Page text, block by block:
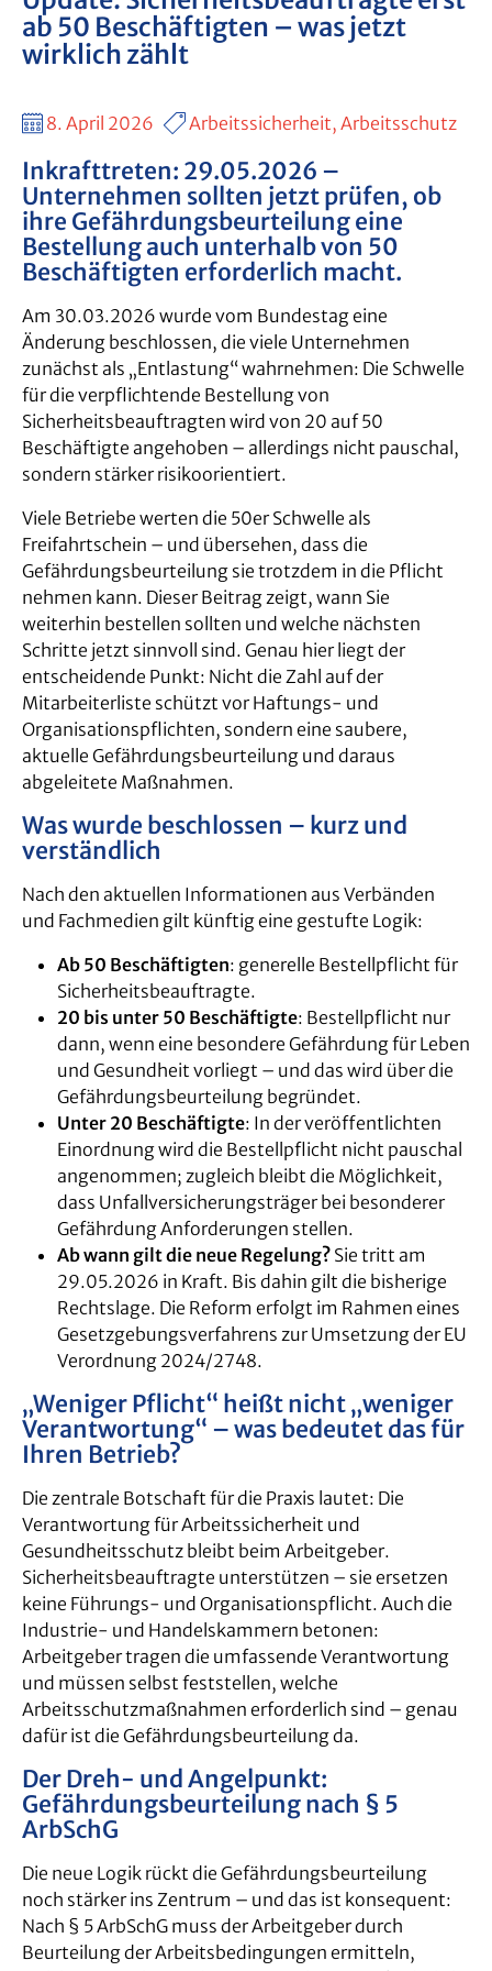
ab 50 Beschäftigten – was jetzt
wirklich zählt
8. April 2026 Arbeitssicherheit, Arbeitsschutz
Inkrafttreten: 29.05.2026 –
Unternehmen sollten jetzt prüfen, ob
ihre Gefährdungsbeurteilung eine
Bestellung auch unterhalb von 50
Beschäftigten erforderlich macht.
Am 30.03.2026 wurde vom Bundestag eine
Änderung beschlossen, die viele Unternehmen
zunächst als „Entlastung“ wahrnehmen: Die Schwelle
für die verpflichtende Bestellung von
Sicherheitsbeauftragten wird von 20 auf 50
Beschäftigte angehoben – allerdings nicht pauschal,
sondern stärker risikoorientiert.
Viele Betriebe werten die 50er Schwelle als
Freifahrtschein – und übersehen, dass die
Gefährdungsbeurteilung sie trotzdem in die Pflicht
nehmen kann. Dieser Beitrag zeigt, wann Sie
weiterhin bestellen sollten und welche nächsten
Schritte jetzt sinnvoll sind. Genau hier liegt der
entscheidende Punkt: Nicht die Zahl auf der
Mitarbeiterliste schützt vor Haftungs- und
Organisationspflichten, sondern eine saubere,
aktuelle Gefährdungsbeurteilung und daraus
abgeleitete Maßnahmen.
Was wurde beschlossen – kurz und
verständlich
Nach den aktuellen Informationen aus Verbänden
und Fachmedien gilt künftig eine gestufte Logik:
Ab 50 Beschäftigten: generelle Bestellpflicht für
Sicherheitsbeauftragte.
20 bis unter 50 Beschäftigte: Bestellpflicht nur
dann, wenn eine besondere Gefährdung für Leben
und Gesundheit vorliegt – und das wird über die
Gefährdungsbeurteilung begründet.
Unter 20 Beschäftigte: In der veröffentlichten
Einordnung wird die Bestellpflicht nicht pauschal
angenommen; zugleich bleibt die Möglichkeit,
dass Unfallversicherungsträger bei besonderer
Gefährdung Anforderungen stellen.
Ab wann gilt die neue Regelung? Sie tritt am
29.05.2026 in Kraft. Bis dahin gilt die bisherige
Rechtslage. Die Reform erfolgt im Rahmen eines
Gesetzgebungsverfahrens zur Umsetzung der EU
Verordnung 2024/2748.
„Weniger Pflicht“ heißt nicht „weniger
Verantwortung“ – was bedeutet das für
Ihren Betrieb?
Die zentrale Botschaft für die Praxis lautet: Die
Verantwortung für Arbeitssicherheit und
Gesundheitsschutz bleibt beim Arbeitgeber.
Sicherheitsbeauftragte unterstützen – sie ersetzen
keine Führungs- und Organisationspflicht. Auch die
Industrie- und Handelskammern betonen:
Arbeitgeber tragen die umfassende Verantwortung
und müssen selbst feststellen, welche
Arbeitsschutzmaßnahmen erforderlich sind – genau
dafür ist die Gefährdungsbeurteilung da.
Der Dreh- und Angelpunkt:
Gefährdungsbeurteilung nach § 5
ArbSchG
Die neue Logik rückt die Gefährdungsbeurteilung
noch stärker ins Zentrum – und das ist konsequent:
Nach § 5 ArbSchG muss der Arbeitgeber durch
Beurteilung der Arbeitsbedingungen ermitteln,